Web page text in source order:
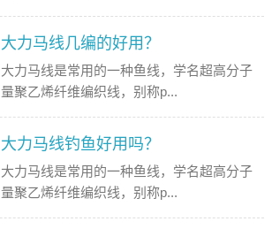
大力马线几编的好用？
大力马线是常用的一种鱼线，学名超高分子
量聚乙烯纤维编织线，别称p...
大力马线钓鱼好用吗？
大力马线是常用的一种鱼线，学名超高分子
量聚乙烯纤维编织线，别称p...